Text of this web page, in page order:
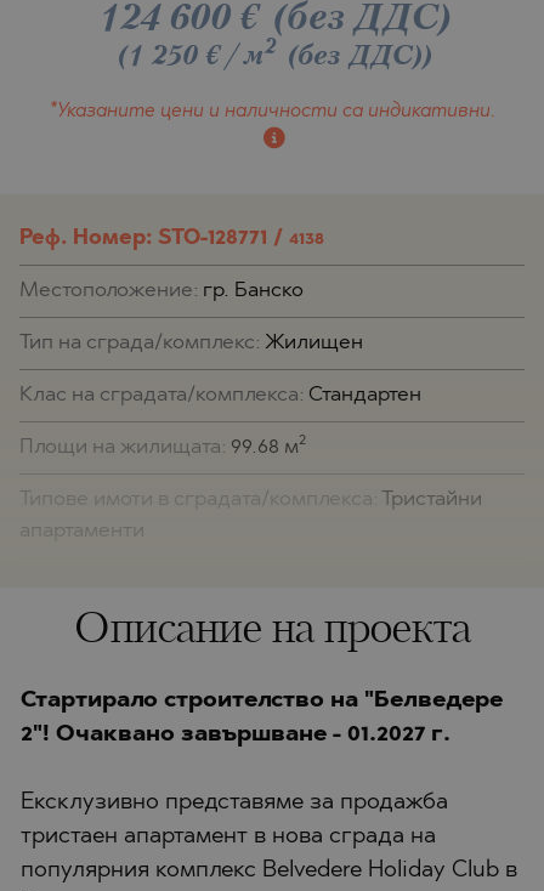
124 600€ (без ДДС)
(1 250 €/м2 (без ДДС))
*Указаните цени и наличности са индикативни.
Реф. Номер: STO-128771 / 4138
Местоположение: гр. Банско
Тип на сграда/комплекс: Жилищен
Клас на сградата/комплекса: Стандартен
Площи на жилищата: 99.68 м2
Типове имоти в сградата/комплекса:
Тристайни
апартаменти
Описание на проекта
Стартирало строителство на "Белведере
2"! Очаквано завършване - 01.2027 г.
Ексклузивно представяме за продажба
тристаен апартамент в нова сграда на
популярния комплекс Belvedere Holiday Club в